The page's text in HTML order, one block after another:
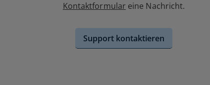
Kontaktformular eine Nachricht.
Support kontaktieren